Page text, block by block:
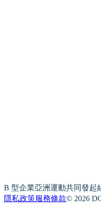
B 型企業亞洲運動共同發起
隱私政策服務條款© 2026